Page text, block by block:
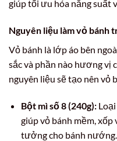
giúp tối ưu hóa năng suất
Nguyên liệu làm vỏ bánh
Vỏ bánh là lớp áo bên
sắc và phần nào hương vị
nguyên liệu sẽ tạo nên vỏ
Bột mì số 8 (240g):Loại
giúp vỏ bánh mềm, xốp
tưởng cho bánh nướng.